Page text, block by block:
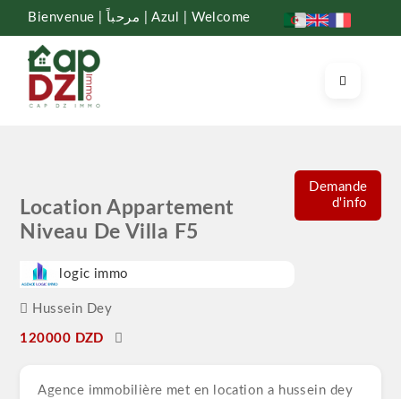
Bienvenue | مرحباً | Azul | Welcome
Location Appartement
Niveau De Villa F5
logic immo
Hussein Dey
120000 DZD
Demande
d'info
Agence immobilière met en location a hussein dey